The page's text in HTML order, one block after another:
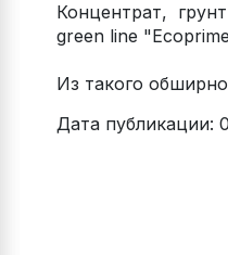
Концентрат,
green line
Из такого
Дата публикации: